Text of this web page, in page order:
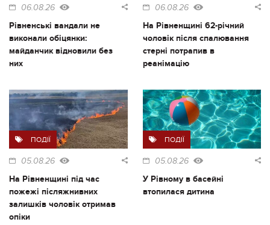
06.08.26
Рівненські вандали не
виконали обіцянки:
майданчик відновили без
них
06.08.26
На Рівненщині 62-річний
чоловік після спалювання
стерні потрапив в
реанімацію
ПОДІЇ
05.08.26
На Рівненщині під час
пожежі післяжнивних
залишків чоловік отримав
опіки
ПОДІЇ
05.08.26
У Рівному в басейні
втопилася дитина